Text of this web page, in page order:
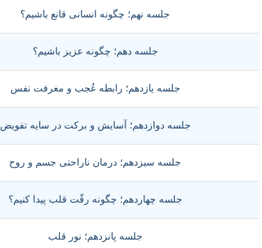
جلسه نهم؛ چگونه انسانی قانع باشیم؟
جلسه دهم؛ چگونه عزیز باشیم؟
جلسه یازدهم؛ رابطه عُجب و معرفت نفس
جلسه دوازدهم؛ آسایش و برکت در سایه تفویض
جلسه سیزدهم؛ درمان ناراحتی جسم و روح
جلسه چهاردهم؛ چگونه رقّت قلب پیدا کنیم؟
جلسه پانزدهم؛ نور قلب